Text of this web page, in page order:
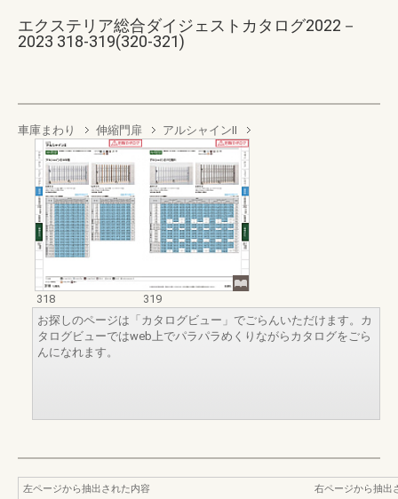
エクステリア総合ダイジェストカタログ2022－
2023 318-319(320-321)
車庫まわり 伸縮門扉 アルシャインII
318
319
お探しのページは「カタログビュー」でごらんいただけます。カ
タログビューではweb上でパラパラめくりながらカタログをごら
んになれます。
左ページから抽出された内容
右ページから抽出